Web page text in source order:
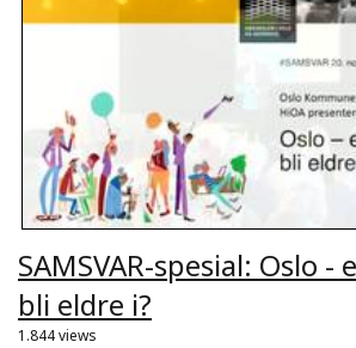
SAMSVAR-spesial: Oslo -
bli eldre i?
1.844 views